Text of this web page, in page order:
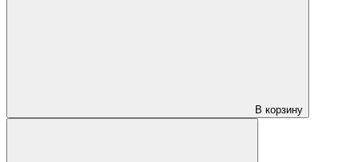
В корзину